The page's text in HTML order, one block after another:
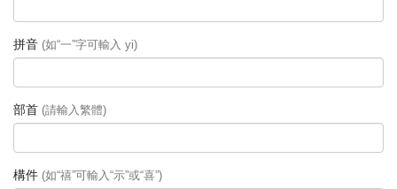
拼音 (如“一”字可輸入 yi)
部首 (請輸入繁體)
構件 (如“禧”可輸入“示”或“喜”)